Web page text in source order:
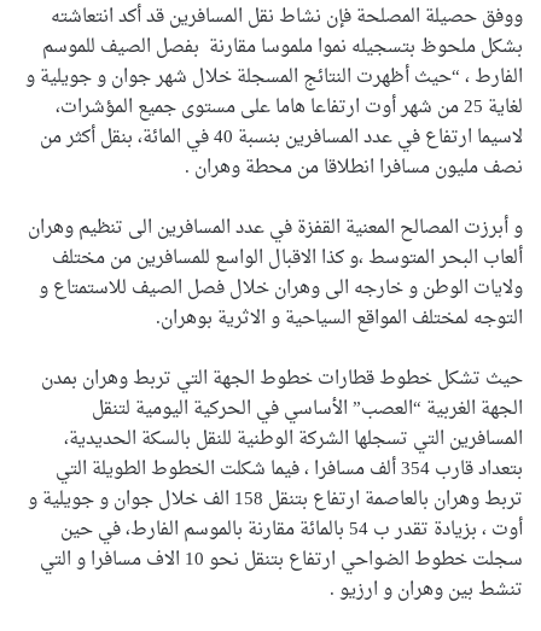
ووفق حصيلة المصلحة فإن نشاط نقل المسافرين قد أكد انتعاشته
بشكل ملحوظ بتسجيله نموا ملموسا مقارنة بفصل الصيف للموسم
الفارط ، “حيث أظهرت النتائج المسجلة خلال شهر جوان و جويلية و
لغاية 25 من شهر أوت ارتفاعا هاما على مستوى جميع المؤشرات،
لاسيما ارتفاع في عدد المسافرين بنسبة 40 في المائة، بنقل أكثر من
نصف مليون مسافرا انطلاقا من محطة وهران .
و أبرزت المصالح المعنية القفزة في عدد المسافرين الى تنظيم وهران
ألعاب البحر المتوسط ،و كذا الاقبال الواسع للمسافرين من مختلف
ولايات الوطن و خارجه الى وهران خلال فصل الصيف للاستمتاع و
التوجه لمختلف المواقع السياحية و الاثرية بوهران.
حيث تشكل خطوط قطارات خطوط الجهة التي تربط وهران بمدن
الجهة الغربية “العصب” الأساسي في الحركية اليومية لتنقل
المسافرين التي تسجلها الشركة الوطنية للنقل بالسكة الحديدية،
بتعداد قارب 354 ألف مسافرا ، فيما شكلت الخطوط الطويلة التي
تربط وهران بالعاصمة ارتفاع بتنقل 158 الف خلال جوان و جويلية و
أوت ، بزيادة تقدر ب 54 بالمائة مقارنة بالموسم الفارط، في حين
سجلت خطوط الضواحي ارتفاع بتنقل نحو 10 الاف مسافرا و التي
تنشط بين وهران و ارزيو .